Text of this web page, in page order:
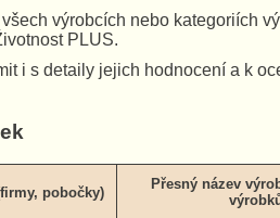
výrobcích nebo kategoriích
PLUS.
i s detaily jejich hodnocení a k
pobočky)
Přesný název